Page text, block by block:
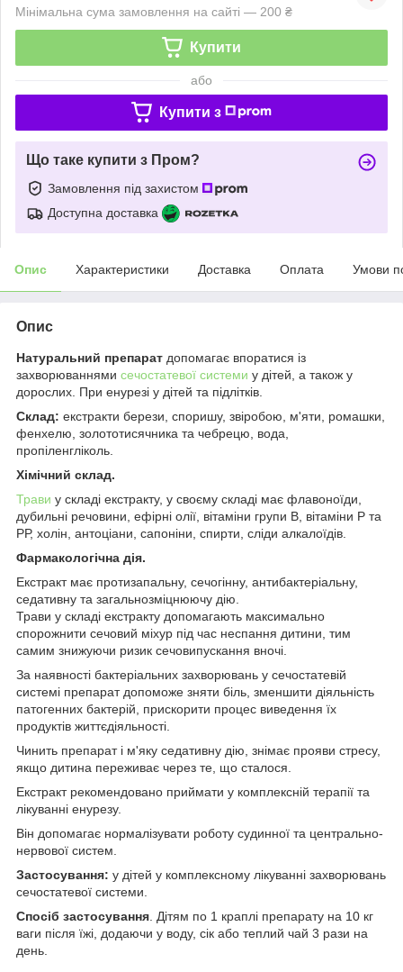
Мінімальна сума замовлення на сайті — 200 ₴
Купити
або
Купити з
Що таке купити з Пром?
Замовлення під захистом
Доступна доставка
Опис Характеристики Доставка Оплата Умови
Опис
Натуральний препарат допомагає впоратися із
захворюваннями сечостатевої системи у дітей, а також у
дорослих. При енурезі у дітей та підлітків.
Склад: екстракти берези, споришу, звіробою, м'яти, ромашки,
фенхелю, золототисячника та чебрецю, вода,
пропіленгліколь.
Хімічний склад.
Трави у складі екстракту, у своєму складі має флавоноїди,
дубильні речовини, ефірні олії, вітаміни групи В, вітаміни Р та
РР, холін, антоціани, сапоніни, спирти, сліди алкалоїдів.
Фармакологічна дія.
Екстракт має протизапальну, сечогінну, антибактеріальну,
седативну та загальнозміцнюючу дію.
Трави у складі екстракту допомагають максимально
спорожнити сечовий міхур під час неспання дитини, тим
самим знижуючи ризик сечовипускання вночі.
За наявності бактеріальних захворювань у сечостатевій
системі препарат допоможе зняти біль, зменшити діяльність
патогенних бактерій, прискорити процес виведення їх
продуктів життєдіяльності.
Чинить препарат і м'яку седативну дію, знімає прояви стресу,
якщо дитина переживає через те, що сталося.
Екстракт рекомендовано приймати у комплексній терапії та
лікуванні енурезу.
Він допомагає нормалізувати роботу судинної та центрально-
нервової систем.
Застосування: у дітей у комплексному лікуванні захворювань
сечостатевої системи.
Спосіб застосування . Дітям по 1 краплі препарату на 10 кг
ваги після їжі, додаючи у воду, сік або теплий чай 3 рази на
день.